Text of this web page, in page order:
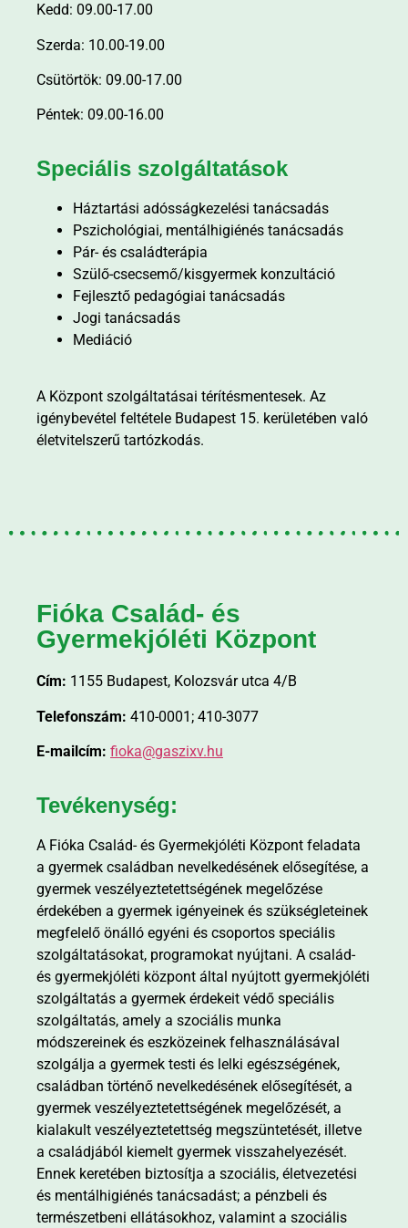
Kedd: 09.00-17.00
Szerda: 10.00-19.00
Csütörtök: 09.00-17.00
Péntek: 09.00-16.00
Speciális szolgáltatások
Háztartási adósságkezelési tanácsadás
Pszichológiai, mentálhigiénés tanácsadás
Pár- és családterápia
Szülő-csecsemő/kisgyermek konzultáció
Fejlesztő pedagógiai tanácsadás
Jogi tanácsadás
Mediáció
A Központ szolgáltatásai térítésmentesek. Az
igénybevétel feltétele Budapest 15. kerületében való
életvitelszerű tartózkodás.
Fióka Család- és
Gyermekjóléti Központ
Cím: 1155 Budapest, Kolozsvár utca 4/B
Telefonszám: 410-0001; 410-3077
E-mailcím: fioka@gaszixv.hu
Tevékenység:
A Fióka Család- és Gyermekjóléti Központ feladata
a gyermek családban nevelkedésének elősegítése, a
gyermek veszélyeztetettségének megelőzése
érdekében a gyermek igényeinek és szükségleteinek
megfelelő önálló egyéni és csoportos speciális
szolgáltatásokat, programokat nyújtani. A család-
és gyermekjóléti központ által nyújtott gyermekjóléti
szolgáltatás a gyermek érdekeit védő speciális
szolgáltatás, amely a szociális munka
módszereinek és eszközeinek felhasználásával
szolgálja a gyermek testi és lelki egészségének,
családban történő nevelkedésének elősegítését, a
gyermek veszélyeztetettségének megelőzését, a
kialakult veszélyeztetettség megszüntetését, illetve
a családjából kiemelt gyermek visszahelyezését.
Ennek keretében biztosítja a szociális, életvezetési
és mentálhigiénés tanácsadást; a pénzbeli és
természetbeni ellátásokhoz, valamint a szociális